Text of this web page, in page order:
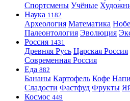
Спортсмены Учёные
Наука 1182
Археология Математика
Палеонтология Эволюция
Россия 1431
Древняя Русь Царская Россия
Современная Россия
Еда 882
Бананы Картофель Кофе
Сладости Фастфуд Фрукты
Космос 449